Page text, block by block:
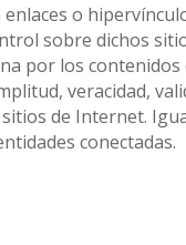
o
sobre dichos
por los
veracidad,
de Internet.
conectadas.